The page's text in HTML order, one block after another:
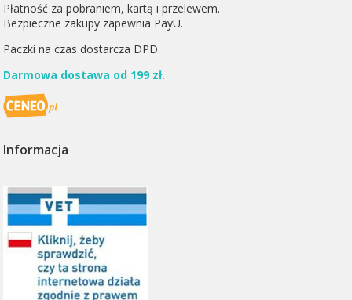
Płatność za pobraniem, kartą i przelewem.
Bezpieczne zakupy zapewnia PayU.
Paczki na czas dostarcza DPD.
Darmowa dostawa od 199 zł.
Informacja